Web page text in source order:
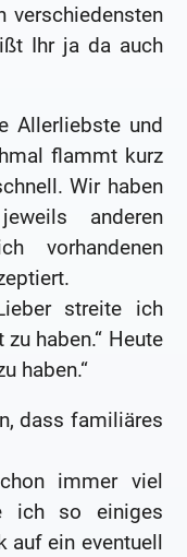
verschiedensten
Ihr ja da auch
Allerliebste und
flammt kurz
Wir haben
anderen
vorhandenen
streite ich
haben.“ Heute
haben.“
dass familiäres
immer viel
ich so einiges
auf ein eventuell